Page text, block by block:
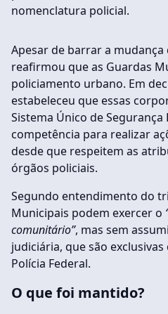
nomenclatura policial.
Apesar de barrar a mudança
reafirmou que as Guardas
policiamento urbano. Em
estabeleceu que essas
Sistema Único de Segurança
competência para realizar
desde que respeitem as
órgãos policiais.
Segundo entendimento do
Municipais podem exercer o
comunitário”, mas sem
judiciária, que são exclusivas
Polícia Federal.
O que foi mantido?